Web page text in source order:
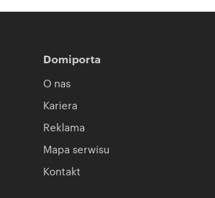
Domiporta
O nas
Kariera
Reklama
Mapa serwisu
Kontakt